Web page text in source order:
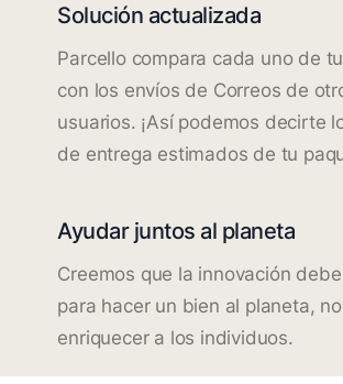
Solución actualizada
Parcello compara cada uno de
con los envíos de Correos de
usuarios. ¡Así podemos decirte
de entrega estimados de tu
Ayudar juntos al planeta
Creemos que la innovación
para hacer un bien al planeta,
enriquecer a los individuos.